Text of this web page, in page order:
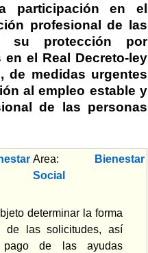
participación en el
profesional de las
su protección por
el Real Decreto-ley
de medidas urgentes
al empleo estable y
de las personas
Area:
Bienestar
Social
determinar la forma
de las solicitudes, así
de las ayudas